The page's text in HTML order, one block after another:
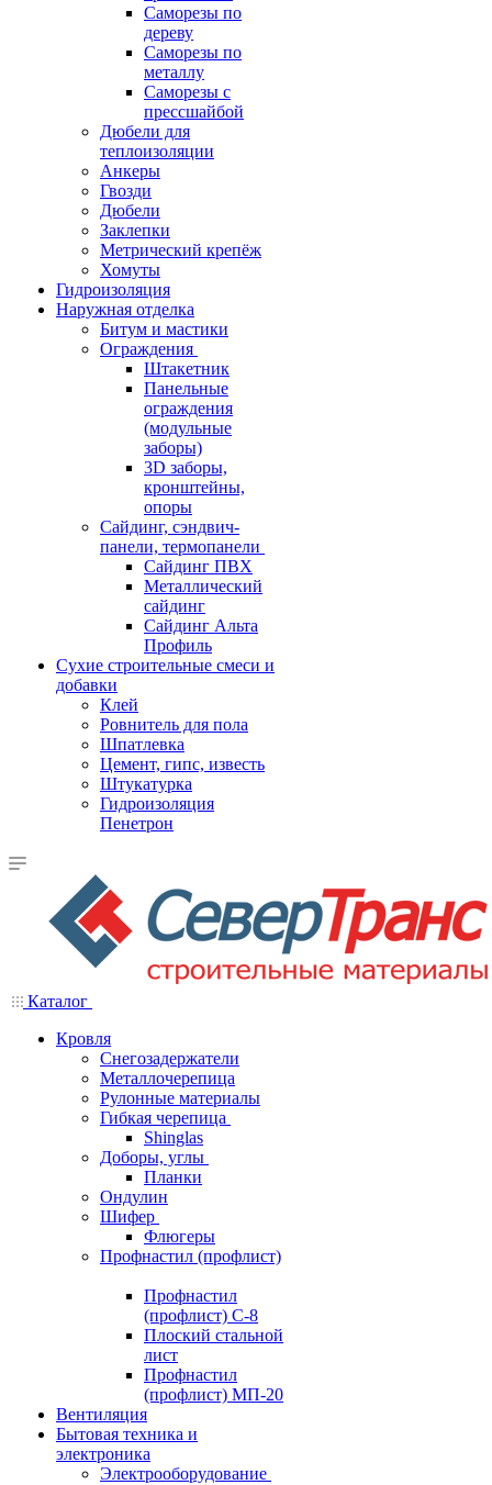
Саморезы по
дереву
Саморезы по
металлу
Саморезы с
прессшайбой
Дюбели для
теплоизоляции
Анкеры
Гвозди
Дюбели
Заклепки
Метрический крепёж
Хомуты
Гидроизоляция
Наружная отделка
Битум и мастики
Ограждения
Штакетник
Панельные
ограждения
(модульные
заборы)
3D заборы,
кронштейны,
опоры
Cайдинг, сэндвич-
панели, термопанели
Сайдинг ПВХ
Металлический
сайдинг
Сайдинг Альта
Профиль
Сухие строительные смеси и
добавки
Клей
Ровнитель для пола
Шпатлевка
Цемент, гипс, известь
Штукатурка
Гидроизоляция
Пенетрон
Каталог
Кровля
Снегозадержатели
Металлочерепица
Рулонные материалы
Гибкая черепица
Shinglas
Доборы, углы
Планки
Ондулин
Шифер
Флюгеры
Профнастил (профлист)
Профнастил
(профлист) С-8
Плоский стальной
лист
Профнастил
(профлист) МП-20
Вентиляция
Бытовая техника и
электроника
Электрооборудование